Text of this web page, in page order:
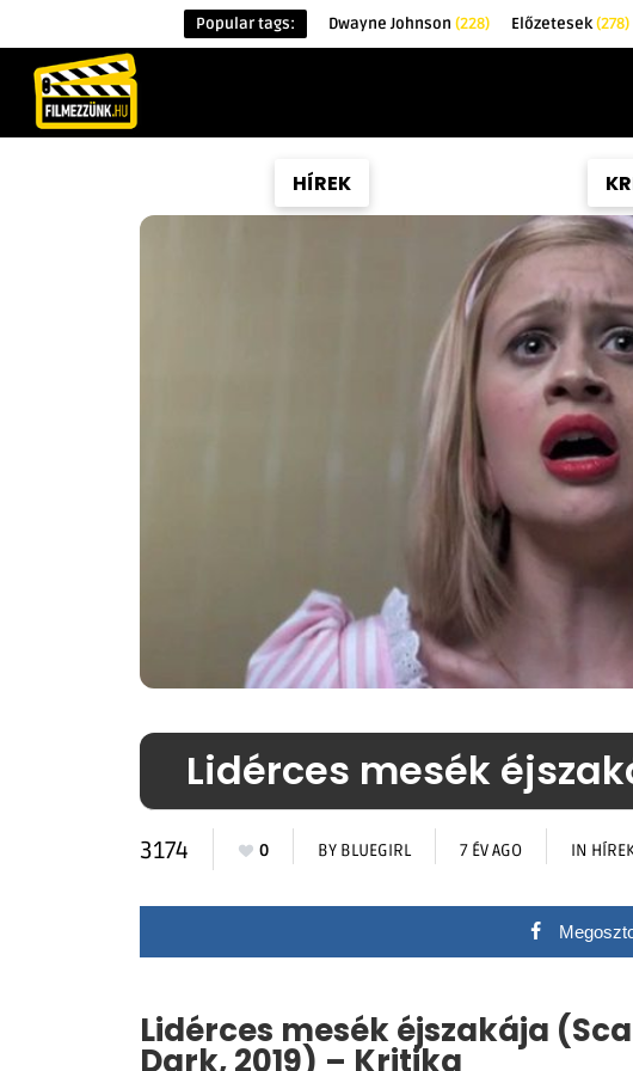
Popular tags: Dwayne Johnson (228) Előzetesek(278)
HÍREK
Lidérces mesék
3174 0 BY BLUEGIRL 7 ÉV AGO IN
Lidérces mesék éjszakája
Dark, 2019) – Kritika